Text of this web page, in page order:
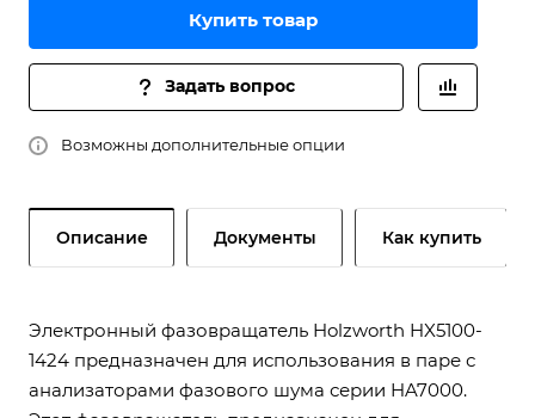
Купить товар
Задать вопрос
Возможны дополнительные опции
Описание Документы Как купить
Электронный фазовращатель Holzworth HX5100-
1424 предназначен для использования в паре с
анализаторами фазового шума серии HA7000.